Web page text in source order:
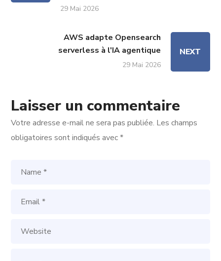
29 Mai 2026
AWS adapte Opensearch
serverless à l'IA agentique
29 Mai 2026
NEXT
Laisser un commentaire
Votre adresse e-mail ne sera pas publiée. Les champs
obligatoires sont indiqués avec*